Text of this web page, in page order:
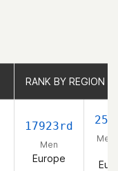
RANK BY REGION
17923rd
Men
Europe
Men
RANK BY REGION